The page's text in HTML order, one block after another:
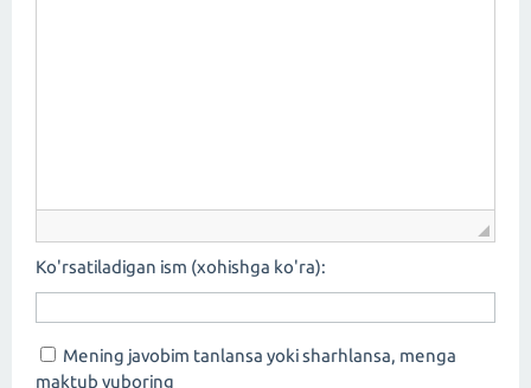
Ko'rsatiladigan ism (xohishga ko'ra):
Mening javobim tanlansa yoki sharhlansa, menga
maktub yuboring